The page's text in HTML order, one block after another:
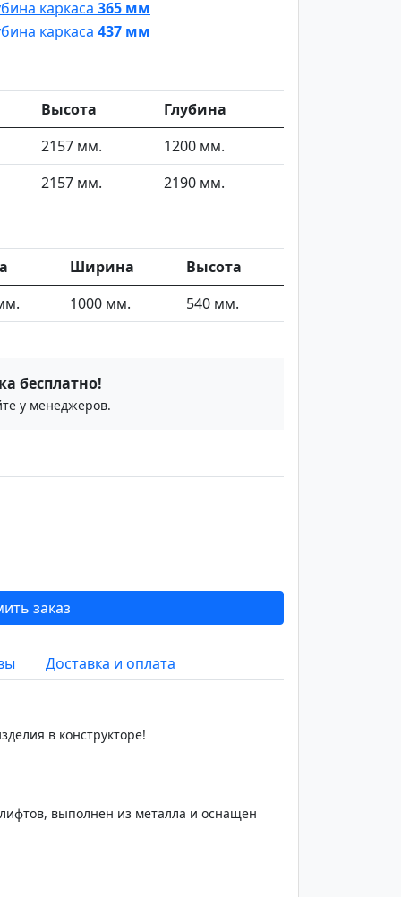
каркаса 365 мм
каркаса 437 мм
Высота
Глубина
2157 мм.
1200 мм.
2157 мм. 2190 мм.
Ширина
Высота
1000 мм. 540 мм.
бесплатно!
у менеджеров.
заказ
Доставка и оплата
в конструкторе!
выполнен из металла и оснащен